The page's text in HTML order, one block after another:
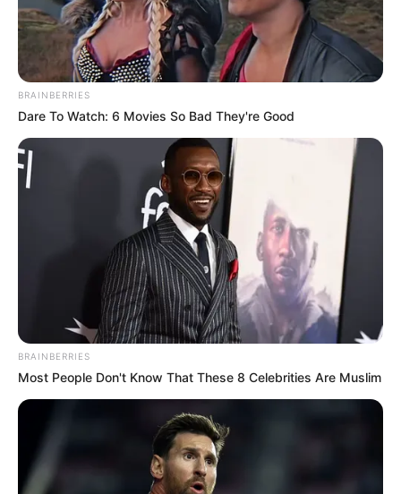
BRAINBERRIES
Dare To Watch: 6 Movies So Bad They're Good
BRAINBERRIES
Most People Don't Know That These 8 Celebrities Are Muslim